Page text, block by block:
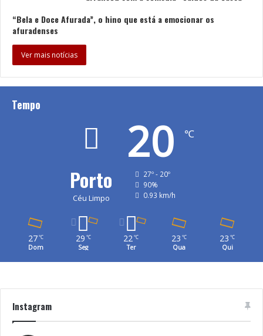
“Bela e Doce Afurada”, o hino que está a emocionar os
afuradenses
Ver mais notícias
Tempo
Porto
Céu Limpo
20 ℃
27º - 20º
90%
0.93 km/h
27 ℃
Dom
29 ℃
Seg
22℃
Ter
23 ℃
Qua
23 ℃
Qui
Instagram